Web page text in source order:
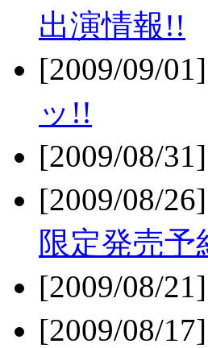
出演情報!!
[2009/09/
ッ!!
[2009/08/
[2009/08/
限定発売予
[2009/08/
[2009/08/